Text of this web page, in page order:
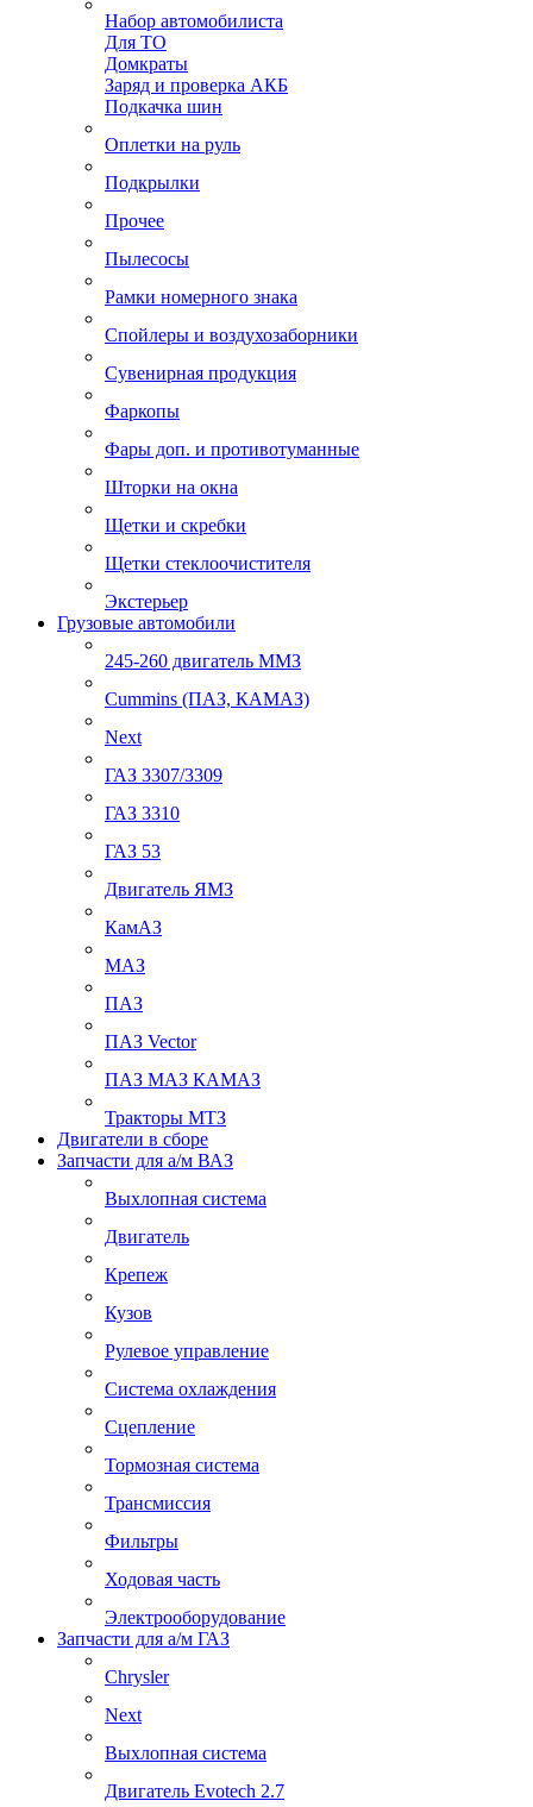
Набор автомобилиста
Для ТО
Домкраты
Заряд и проверка АКБ
Подкачка шин
Оплетки на руль
Подкрылки
Прочее
Пылесосы
Рамки номерного знака
Спойлеры и воздухозаборники
Сувенирная продукция
Фаркопы
Фары доп. и противотуманные
Шторки на окна
Щетки и скребки
Щетки стеклоочистителя
Экстерьер
Грузовые автомобили
245-260 двигатель ММЗ
Cummins (ПАЗ, КАМАЗ)
Next
ГАЗ 3307/3309
ГАЗ 3310
ГАЗ 53
Двигатель ЯМЗ
КамАЗ
МАЗ
ПАЗ
ПАЗ Vector
ПАЗ МАЗ КАМАЗ
Тракторы МТЗ
Двигатели в сборе
Запчасти для а/м ВАЗ
Выхлопная система
Двигатель
Крепеж
Кузов
Рулевое управление
Система охлаждения
Сцепление
Тормозная система
Трансмиссия
Фильтры
Ходовая часть
Электрооборудование
Запчасти для а/м ГАЗ
Chrysler
Next
Выхлопная система
Двигатель Evotech 2.7